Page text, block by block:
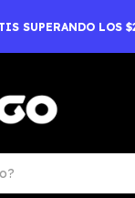
SUPERANDO LOS